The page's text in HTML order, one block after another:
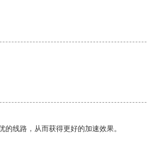
线路，从而获得更好的加速效果。